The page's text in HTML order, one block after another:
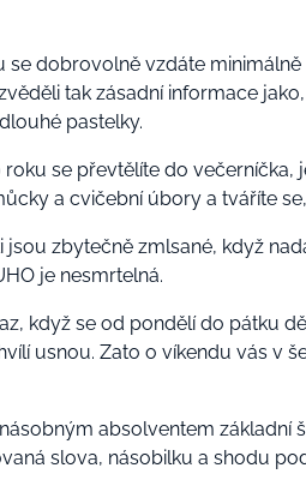
se dobrovolně vzdáte
tak zásadní informace
pastelky.
roku se převtělíte do večerníčka,
a cvičební úbory a tváříte
jsou zbytečně zmlsané, když
je nesmrtelná.
když se od pondělí do pátku
usnou. Zato o víkendu vás v
absolventem základní
slova, násobilku a shodu